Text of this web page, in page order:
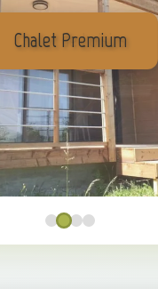
Chalet Premium